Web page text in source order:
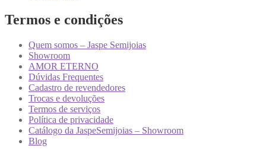
Termos e condições
Quem somos – Jaspe Semijoias
Showroom
AMOR ETERNO
Dúvidas Frequentes
Cadastro de revendedores
Trocas e devoluções
Termos de serviços
Política de privacidade
Catálogo da JaspeSemijoias – Showroom
Blog